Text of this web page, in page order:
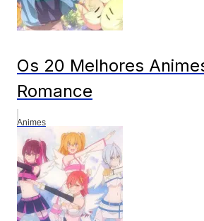
Os 20 Melhores
Romance
Animes